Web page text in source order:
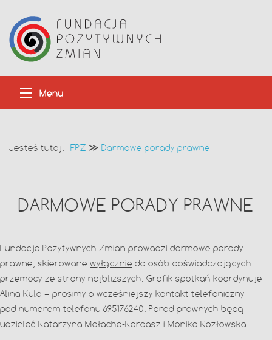
Menu
Jesteś tutaj: FPZ ≫ Darmowe porady prawne
DARMOWE PORADY PRAWNE
Fundacja Pozytywnych Zmian prowadzi darmowe porady
prawne, skierowane wyłącznie do osób doświadczających
przemocy ze strony najbliższych. Grafik spotkań koordynuje
Alina Kula – prosimy o wcześniejszy kontakt telefoniczny
pod numerem telefonu 695176240. Porad prawnych będą
udzielać Katarzyna Małacha-Kardasz i Monika Kozłowska.